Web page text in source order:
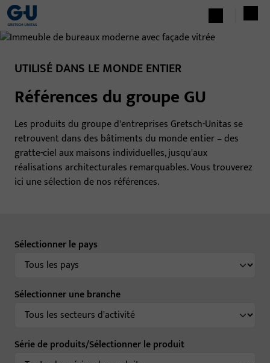
UTILISÉ DANS LE MONDE ENTIER
Références du groupe GU
Les produits du groupe d'entreprises Gretsch-Unitas se
retrouvent dans des bâtiments du monde entier – des
gratte-ciel aux maisons individuelles, jusqu'aux
réalisations architecturales remarquables. Vous trouverez
ici une sélection de nos références.
Sélectionner le pays
Sélectionner une branche
Série de produits/Sélectionner le produit